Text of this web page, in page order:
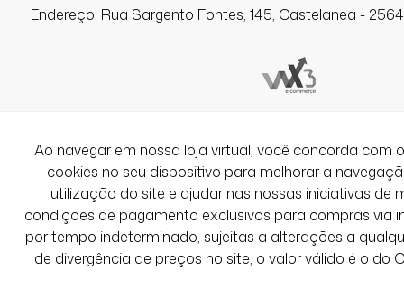
Endereço: Rua Sargento Fontes, 145, Castelanea -
Ao navegar em nossa loja virtual, você concorda com
cookies no seu dispositivo para melhorar a
utilização do site e ajudar nas nossas iniciativas de
condições de pagamento exclusivos para compras via
por tempo indeterminado, sujeitas a alterações a
de divergência de preços no site, o valor válido é o do